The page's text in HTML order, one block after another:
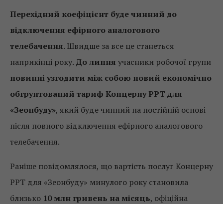
Перехідний коефіцієнт буде чинний до
відключення ефірного аналогового
телебачення. Швидше за все це станеться
наприкінці року. До липня учасники робочої групи
повинні узгодити між собою новий економічно
обгрунтований тариф Концерну РРТ для
«Зеонбуду», який буде чинний на постійній основі
після повного відключення ефірного аналогового
телебачення.
Раніше повідомлялося, що вартість послуг Концерну
РРТ для «Зеонбуду» минулого року становила
близько 10 млн гривень на місяць, офіційна